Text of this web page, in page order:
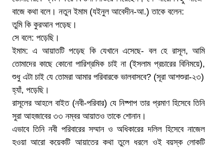
বাজে কথা বলে। নতুন ইমাম (যইনুল আবেদীন-আ.) তাকে বলেন:
তুমি কি কুরআন পড়েছ।
সে বলে: পড়েছি।
ইমাম: এ আয়াতটি পড়েছ কি যেখানে এসেছে- বল হে রাসূল, আমি
তোমাদের কাছে কোনো পারিশ্রমিক চাই না (ইসলাম প্রচারের বিনিময়ে),
শুধু এটা চাই যে তোমরা আমার পরিবারকে ভালবাসবে? (সূরা আশশুরা-২৩)
হ্যাঁ, পড়েছি।
রাসূলের আহলে বাইত (নবী-পরিবার) যে নিষ্পাপ তার প্রমাণ হিসেবে তিনি
সুরা আহজাবের ৩৩ নম্বর আয়াতও তাকে শোনান।
এভাবে তিনি নবী পরিবারের সম্মান ও অধিকারের দলিল হিসেবে নাজেল
হওয়া আরো কয়েকটি আয়াতের কথা তুলে ধরলে ওই বয়স্ক লোকটি